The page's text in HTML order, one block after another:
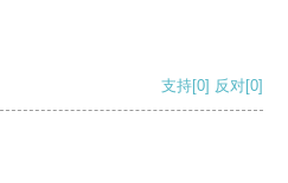
支持[0] 反对[0]